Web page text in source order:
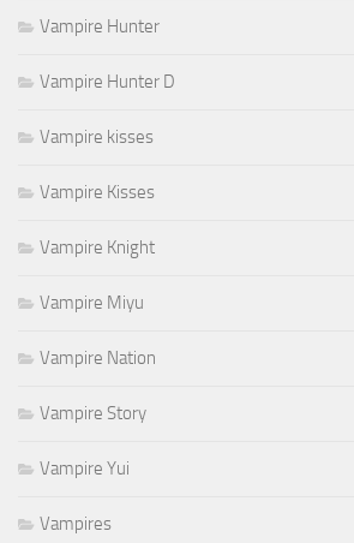
Vampire Hunter
Vampire Hunter D
Vampire kisses
Vampire Kisses
Vampire Knight
Vampire Miyu
Vampire Nation
Vampire Story
Vampire Yui
Vampires